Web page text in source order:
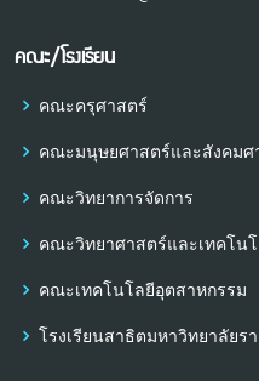
คณะ/โรงเรียน
คณะครุศาสตร์
คณะมนุษยศาสตร์และสังคมศ
คณะวิทยาการจัดการ
คณะวิทยาศาสตร์และเทคโน
คณะเทคโนโลยีอุตสาหกรรม
โรงเรียนสาธิตมหาวิทยาลัย